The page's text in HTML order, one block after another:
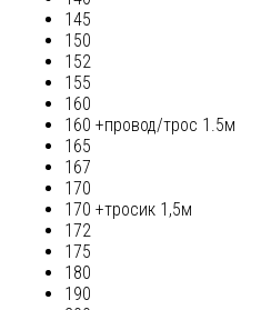
145
150
152
155
160
160 +провод/трос 1.5м
165
167
170
170 +тросик 1,5м
172
175
180
190